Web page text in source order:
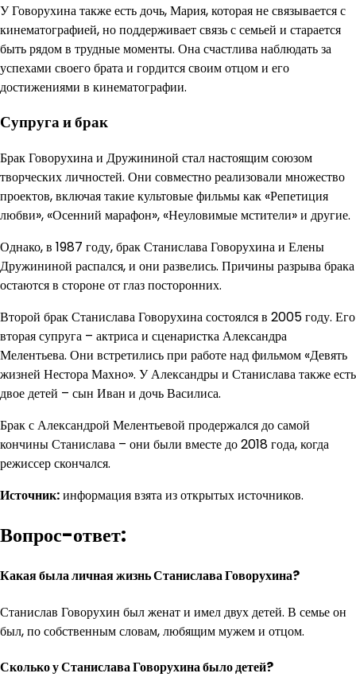
У Говорухина также есть дочь, Мария, которая не связывается с
кинематографией, но поддерживает связь с семьей и старается
быть рядом в трудные моменты. Она счастлива наблюдать за
успехами своего брата и гордится своим отцом и его
достижениями в кинематографии.
Супруга и брак
Брак Говорухина и Дружининой стал настоящим союзом
творческих личностей. Они совместно реализовали множество
проектов, включая такие культовые фильмы как «Репетиция
любви», «Осенний марафон», «Неуловимые мстители» и другие.
Однако, в 1987 году, брак Станислава Говорухина и Елены
Дружининой распался, и они развелись. Причины разрыва брака
остаются в стороне от глаз посторонних.
Второй брак Станислава Говорухина состоялся в 2005 году. Его
вторая супруга – актриса и сценаристка Александра
Мелентьева. Они встретились при работе над фильмом «Девять
жизней Нестора Махно». У Александры и Станислава также есть
двое детей – сын Иван и дочь Василиса.
Брак с Александрой Мелентьевой продержался до самой
кончины Станислава – они были вместе до 2018 года, когда
режиссер скончался.
Источник:информация взята из открытых источников.
Вопрос-ответ:
Какая была личная жизнь Станислава Говорухина?
Станислав Говорухин был женат и имел двух детей. В семье он
был, по собственным словам, любящим мужем и отцом.
Сколько у Станислава Говорухина было детей?